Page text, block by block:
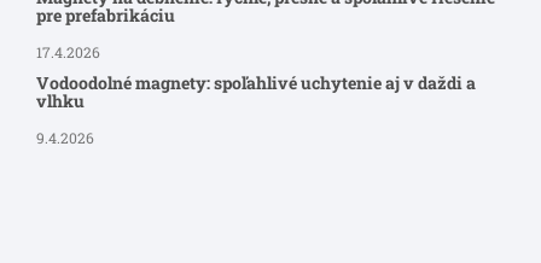
pre prefabrikáciu
17.4.2026
Vodoodolné magnety: spoľahlivé uchytenie aj v daždi a
vlhku
9.4.2026